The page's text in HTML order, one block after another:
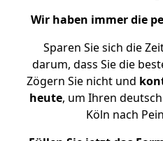
Wir haben immer die
Sparen Sie sich die
darum, dass Sie die
Zögern Sie nicht und
heute, um Ihren
Köln nach